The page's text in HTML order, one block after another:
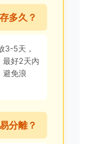
多久？
3-5天，
最好2天內
避免浪
分離？